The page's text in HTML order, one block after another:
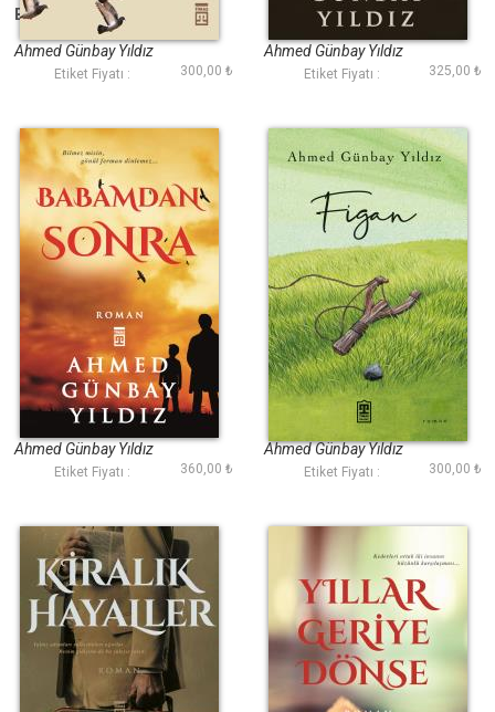
Bana Yarınları Anlat
Ahmed Günbay Yıldız
Etiket Fiyatı : 300,00 ₺
Yeşil Çığlık
Ahmed Günbay Yıldız
Etiket Fiyatı : 325,00 ₺
Babamdan Sonra
Ahmed Günbay Yıldız
Etiket Fiyatı : 360,00 ₺
Ahmed Günbay Yıldız
Etiket Fiyatı : 300,00 ₺